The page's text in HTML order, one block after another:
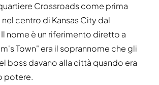
Crossroads come prima
centro di Kansas City dal
nome è un riferimento diretto a
Town" era il soprannome che gli
boss davano alla città quando era
potere.